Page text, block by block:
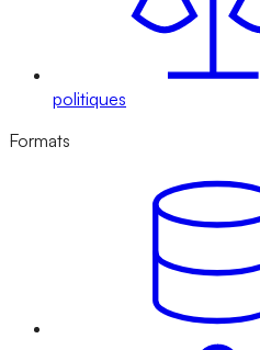
politiques
Formats